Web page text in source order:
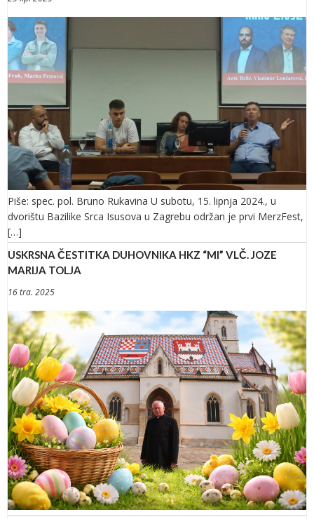
Piše: spec. pol. Bruno Rukavina U subotu, 15. lipnja 2024., u
dvorištu Bazilike Srca Isusova u Zagrebu održan je prvi MerzFest,
[…]
USKRSNA ČESTITKA DUHOVNIKA HKZ “MI” VLČ. JOZE
MARIJA TOLJA
16 tra. 2025